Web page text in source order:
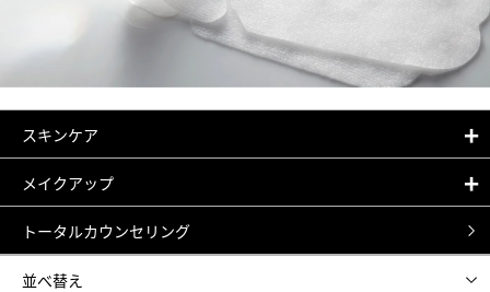
スキンケア
メイクアップ
トータルカウンセリング
並べ替え